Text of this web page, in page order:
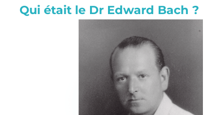
Qui était le Dr Edward Bach ?